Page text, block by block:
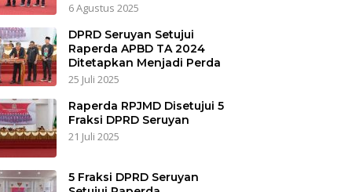
6 Agustus 2025
DPRD Seruyan Setujui
Raperda APBD TA 2024
Ditetapkan Menjadi Perda
25 Juli 2025
Raperda RPJMD Disetujui 5
Fraksi DPRD Seruyan
21 Juli 2025
5 Fraksi DPRD Seruyan